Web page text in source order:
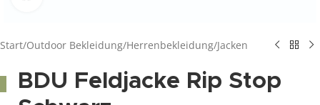
Start/Outdoor Bekleidung/Herrenbekleidung/Jacken
BDU Feldjacke Rip Stop